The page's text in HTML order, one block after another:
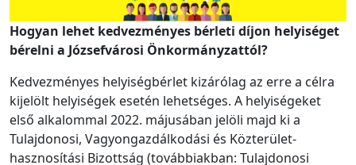
Hogyan lehet kedvezményes bérleti díjon helyiséget
bérelni a Józsefvárosi Önkormányzattól?
Kedvezményes helyiségbérlet kizárólag az erre a célra
kijelölt helyiségek esetén lehetséges. A helyiségeket
első alkalommal 2022. májusában jelöli majd ki a
Tulajdonosi, Vagyongazdálkodási és Közterület-
hasznosítási Bizottság (továbbiakban: Tulajdonosi